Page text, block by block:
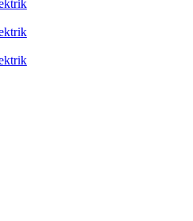
Jeneratörü...
Türbin Jeneratörü
Jeneratörü...
Türbin Fiyatı...
Jeneratörü...